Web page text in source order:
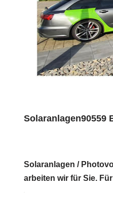
Solaranlagen90559
Solaranlagen /
arbeiten wir für Sie.